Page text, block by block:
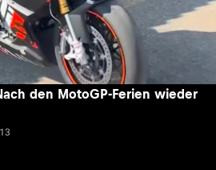
den MotoGP-Ferien wieder